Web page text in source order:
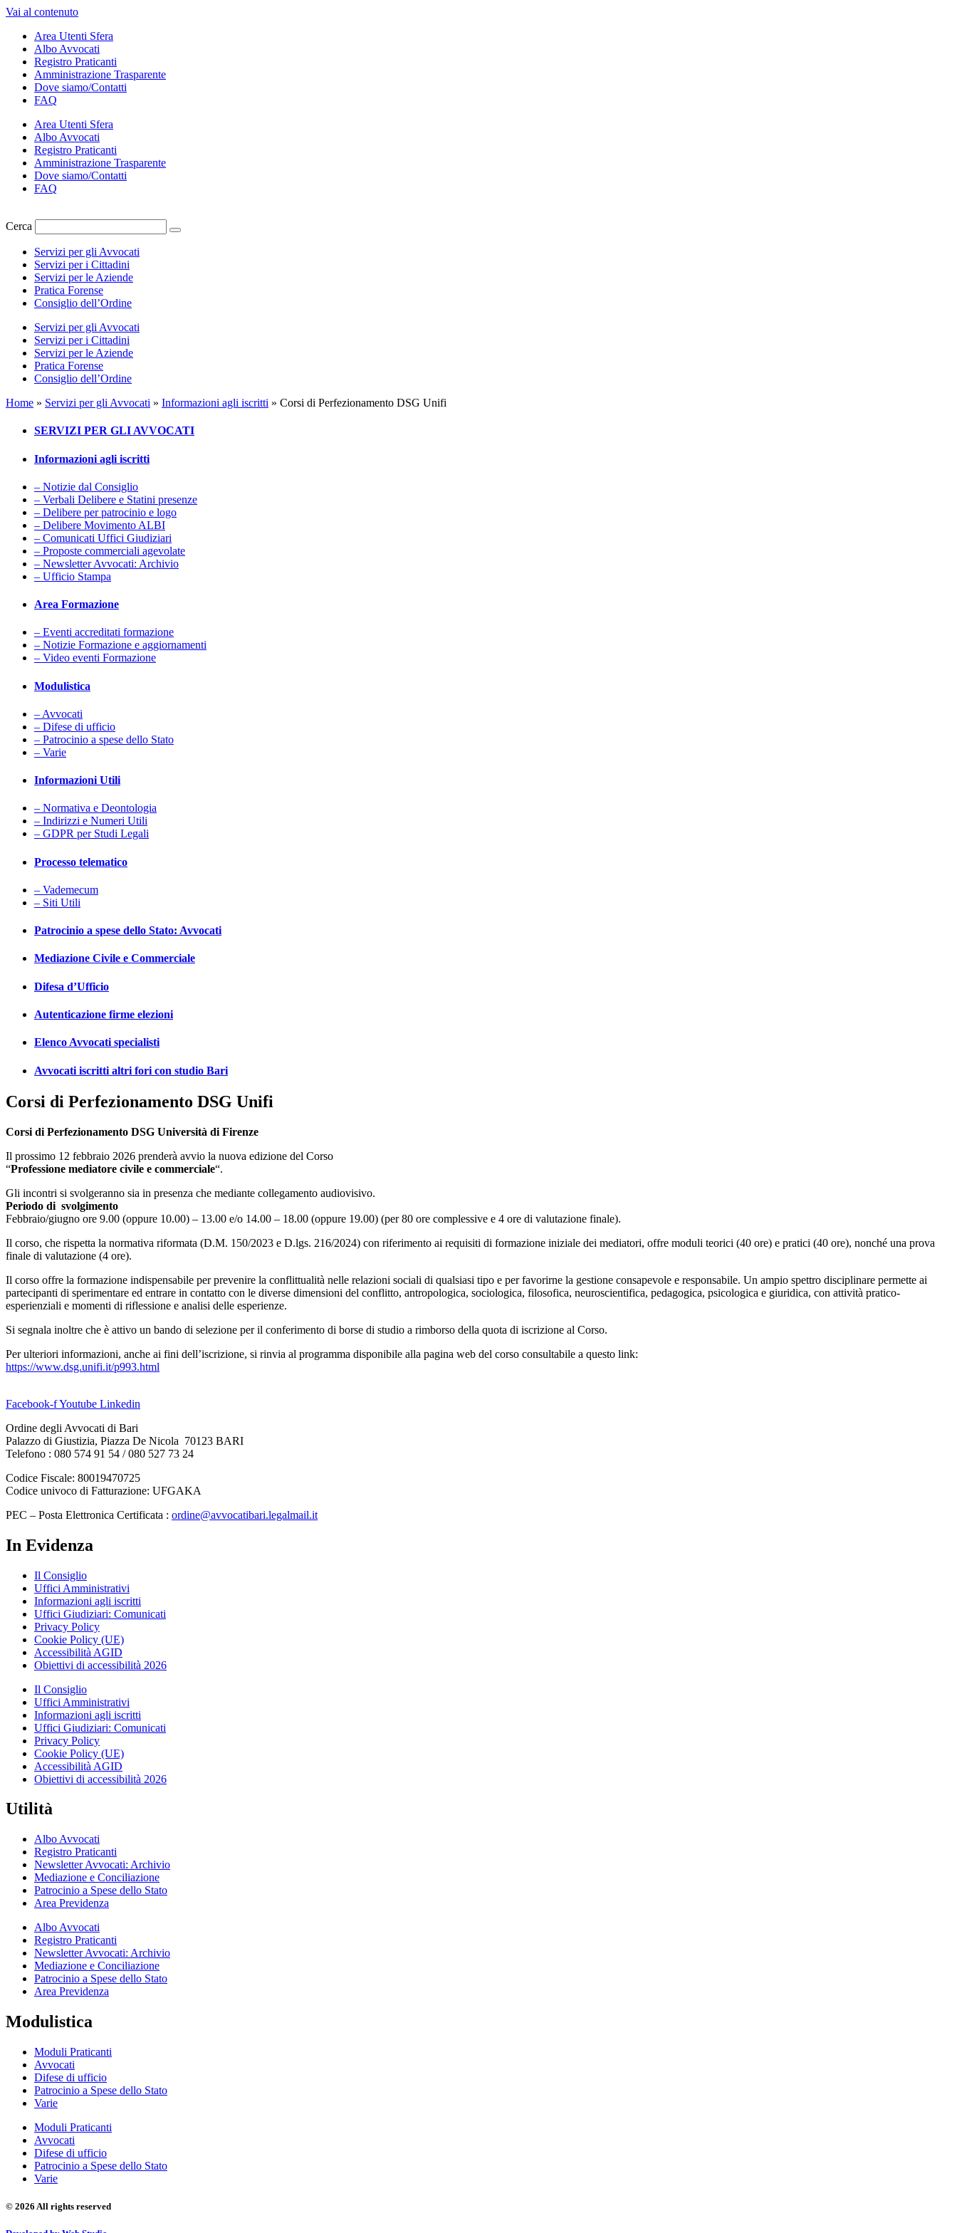
Vai al contenuto
Area Utenti Sfera
Albo Avvocati
Registro Praticanti
Amministrazione Trasparente
Dove siamo/Contatti
FAQ
Area Utenti Sfera
Albo Avvocati
Registro Praticanti
Amministrazione Trasparente
Dove siamo/Contatti
FAQ
Cerca
Servizi per gli Avvocati
Servizi per i Cittadini
Servizi per le Aziende
Pratica Forense
Consiglio dell’Ordine
Servizi per gli Avvocati
Servizi per i Cittadini
Servizi per le Aziende
Pratica Forense
Consiglio dell’Ordine
Home » Servizi per gli Avvocati » Informazioni agli iscritti » Corsi di Perfezionamento DSG Unifi
SERVIZI PER GLI AVVOCATI
Informazioni agli iscritti
– Notizie dal Consiglio
– Verbali Delibere e Statini presenze
– Delibere per patrocinio e logo
– Delibere Movimento ALBI
– Comunicati Uffici Giudiziari
– Proposte commerciali agevolate
– Newsletter Avvocati: Archivio
– Ufficio Stampa
Area Formazione
– Eventi accreditati formazione
– Notizie Formazione e aggiornamenti
– Video eventi Formazione
Modulistica
– Avvocati
– Difese di ufficio
– Patrocinio a spese dello Stato
– Varie
Informazioni Utili
– Normativa e Deontologia
– Indirizzi e Numeri Utili
– GDPR per Studi Legali
Processo telematico
– Vademecum
– Siti Utili
Patrocinio a spese dello Stato: Avvocati
Mediazione Civile e Commerciale
Difesa d’Ufficio
Autenticazione firme elezioni
Elenco Avvocati specialisti
Avvocati iscritti altri fori con studio Bari
Corsi di Perfezionamento DSG Unifi
Corsi di Perfezionamento DSG Università di Firenze
Il prossimo 12 febbraio 2026 prenderà avvio la nuova edizione del Corso
“Professione mediatore civile e commerciale“.
Gli incontri si svolgeranno sia in presenza che mediante collegamento audiovisivo.
Periodo di svolgimento
Febbraio/giugno ore 9.00 (oppure 10.00) – 13.00 e/o 14.00 – 18.00 (oppure 19.00) (per 80 ore complessive e 4 ore di valutazione finale).
Il corso, che rispetta la normativa riformata (D.M. 150/2023 e D.lgs. 216/2024) con riferimento ai requisiti di formazione iniziale dei mediatori, offre moduli teorici (40 ore) e pratici (40 ore), nonché una prova
finale di valutazione (4 ore).
Il corso offre la formazione indispensabile per prevenire la conflittualità nelle relazioni sociali di qualsiasi tipo e per favorirne la gestione consapevole e responsabile. Un ampio spettro disciplinare permette ai
partecipanti di sperimentare ed entrare in contatto con le diverse dimensioni del conflitto, antropologica, sociologica, filosofica, neuroscientifica, pedagogica, psicologica e giuridica, con attività pratico-
esperienziali e momenti di riflessione e analisi delle esperienze.
Si segnala inoltre che è attivo un bando di selezione per il conferimento di borse di studio a rimborso della quota di iscrizione al Corso.
Per ulteriori informazioni, anche ai fini dell’iscrizione, si rinvia al programma disponibile alla pagina web del corso consultabile a questo link:
https://www.dsg.unifi.it/p993.html
Facebook-fYoutube Linkedin
Ordine degli Avvocati di Bari
Palazzo di Giustizia, Piazza De Nicola 70123 BARI
Telefono : 080 574 91 54 / 080 527 73 24
Codice Fiscale: 80019470725
Codice univoco di Fatturazione: UFGAKA
PEC – Posta Elettronica Certificata : ordine@avvocatibari.legalmail.it
In Evidenza
Il Consiglio
Uffici Amministrativi
Informazioni agli iscritti
Uffici Giudiziari: Comunicati
Privacy Policy
Cookie Policy (UE)
Accessibilità AGID
Obiettivi di accessibilità 2026
Il Consiglio
Uffici Amministrativi
Informazioni agli iscritti
Uffici Giudiziari: Comunicati
Privacy Policy
Cookie Policy (UE)
Accessibilità AGID
Obiettivi di accessibilità 2026
Utilità
Albo Avvocati
Registro Praticanti
Newsletter Avvocati: Archivio
Mediazione e Conciliazione
Patrocinio a Spese dello Stato
Area Previdenza
Albo Avvocati
Registro Praticanti
Newsletter Avvocati: Archivio
Mediazione e Conciliazione
Patrocinio a Spese dello Stato
Area Previdenza
Modulistica
Moduli Praticanti
Avvocati
Difese di ufficio
Patrocinio a Spese dello Stato
Varie
Moduli Praticanti
Avvocati
Difese di ufficio
Patrocinio a Spese dello Stato
Varie
© 2026 All rights reserved